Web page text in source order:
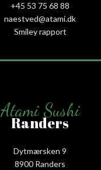
+45 53 75 68 88
naestved@atami.dk
Smiley rapport
Atami Sushi
Randers
Dytmærsken 9
8900 Randers